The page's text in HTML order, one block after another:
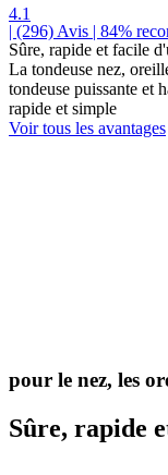
4.1
| (296)Avis | 84%
Sûre, rapide et facile
La tondeuse nez,
tondeuse puissante et
rapide et simple
Voir tous les avantages
pour le nez, les
Sûre, rapide